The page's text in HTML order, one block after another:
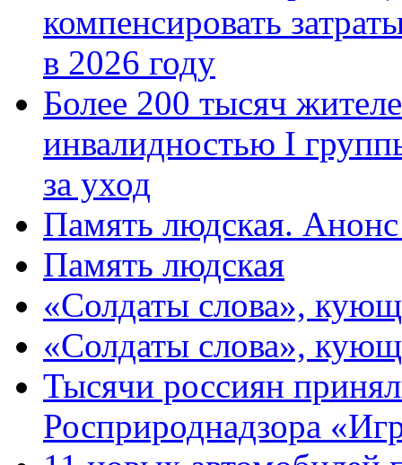
компенсировать
в 2026 году
Более 200 тысяч
инвалидностью I
за уход
Память людская.
Память людская
«Солдаты слова»,
«Солдаты слова»,
Тысячи россиян
Росприроднадзора